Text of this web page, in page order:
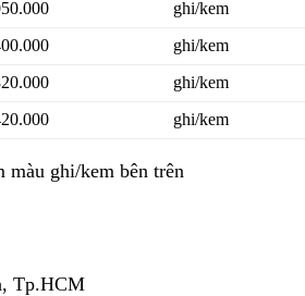
ghi/kem
ghi/kem
ghi/kem
ghi/kem
ghi/kem bên trên
Tp.HCM